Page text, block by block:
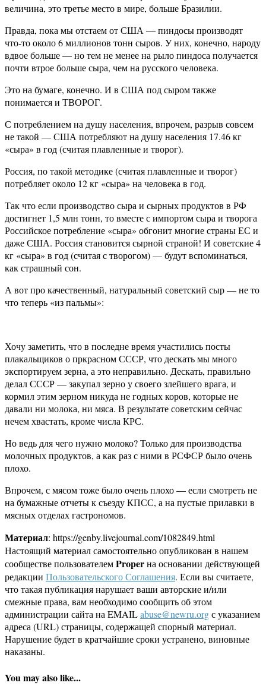
величина, это третье место в мире, больше Бразилии.
Правда, пока мы отстаем от США — пиндосы производят
что-то около 6 миллионов тонн сыров. У них, конечно, народу
вдвое больше — но тем не менее на рыло пиндоса получается
почти втрое больше сыра, чем на русского человека.
Это на бумаге, конечно. И в США под сыром также
понимается и ТВОРОГ.
С потреблением на душу населения, впрочем, разрыв совсем
не такой — США потребляют на душу населения 17.46 кг
«сыра» в год (считая плавленные и творог).
Россия, по такой методике (считая плавленные и творог)
потребляет около 12 кг «сыра» на человека в год.
Так что если производство сыра и сырных продуктов в РФ
достигнет 1,5 млн тонн, то вместе с импортом сыра и творога
Российское потребление «сыра» обгонит многие страны ЕС и
даже США. Россия становится сырной страной! И советские 4
кг «сыра» в год (считая с творогом) — будут вспоминаться,
как страшный сон.
А вот про качественный, натуральный советский сыр — не то
что теперь «из пальмы»:
Хочу заметить, что в последне время участились посты
плакальщиков о пркрасном СССР, что дескать мы много
экспортируем зерна, а это неправильно. Дескать, правильно
делал СССР — закупал зерно у своего злейшего врага, и
кормил этим зерном никуда не годных коров, которые не
давали ни молока, ни мяса. В результате советским сейчас
нечем хвастать, кроме числа КРС.
Но ведь для чего нужно молоко? Только для производства
молочных продуктов, а как раз с ними в РСФСР было очень
плохо.
Впрочем, с мясом тоже было очень плохо — если смотреть не
на бумажные отчеты к съезду КПСС, а на пустые прилавки в
мясных отделах гастрономов.
Материал: https://genby.livejournal.com/1082849.html
Настоящий материал самостоятельно опубликован в нашем
сообществе пользователемProperна основании действующей
редакции Пользовательского Соглашения. Если вы считаете,
что такая публикация нарушает ваши авторские и/или
смежные права, вам необходимо сообщить об этом
администрации сайта на EMAILabuse@newru.orgс указанием
адреса (URL) страницы, содержащей спорный материал.
Нарушение будет в кратчайшие сроки устранено, виновные
наказаны.
You may also like...